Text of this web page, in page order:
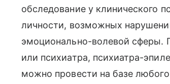
обследование у клинического
личности, возможных
эмоционально-волевой сферы.
или психиатра, психиатра-
можно провести на базе любого